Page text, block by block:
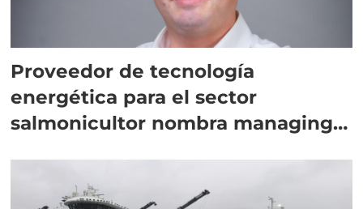
Proveedor de tecnología
energética para el sector
salmonicultor nombra managing